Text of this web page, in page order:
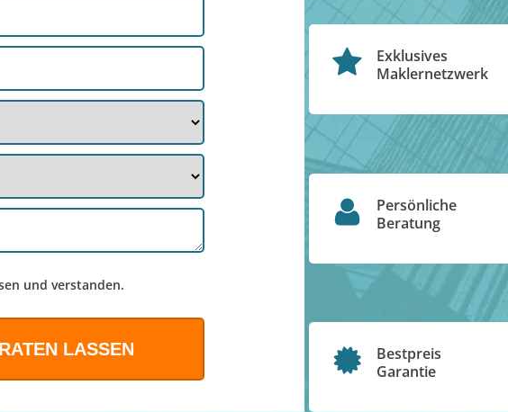
und verstanden.
Exklusives
Maklernetzwerk
Persönliche
Beratung
Bestpreis
Garantie